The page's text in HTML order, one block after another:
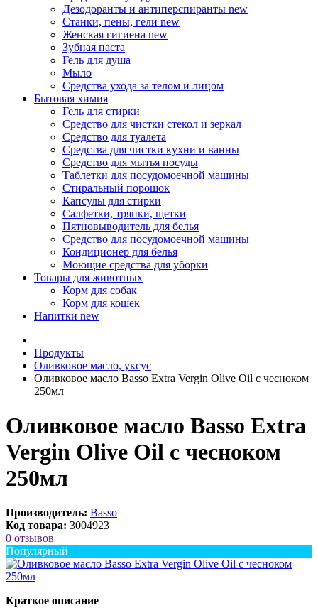
Дезодоранты и антиперспиранты new
Станки, пены, гели new
Женская гигиена new
Зубная паста
Гель для душа
Мыло
Средства ухода за телом и лицом
Бытовая химия
Гель для стирки
Средство для чистки стекол и зеркал
Средство для туалета
Средства для чистки кухни и ванны
Средство для мытья посуды
Таблетки для посудомоечной машины
Стиральный порошок
Капсулы для стирки
Салфетки, тряпки, щетки
Пятновыводитель для белья
Средство для посудомоечной машины
Кондиционер для белья
Моющие средства для уборки
Товары для животных
Корм для собак
Корм для кошек
Напитки new
Продукты
Оливковое масло, уксус
Оливковое масло Basso Extra Vergin Olive Oil с чесноком
250мл
Оливковое масло Basso Extra
Vergin Olive Oil с чесноком
250мл
Производитель: Basso
Код товара: 3004923
0 отзывов
Популярный
Краткое описание